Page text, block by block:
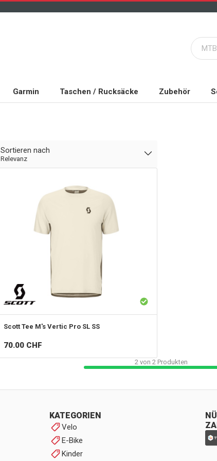
Garmin Taschen / Rucksäcke Zubehör
Sortieren nach
Relevanz
Scott Tee M's Vertic Pro SL SS
70.00 CHF
2von 2Produkten
KATEGORIEN
Velo
E-Bike
Kinder